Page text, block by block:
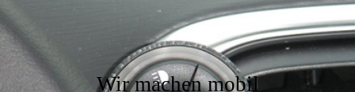
Wir machen mobil